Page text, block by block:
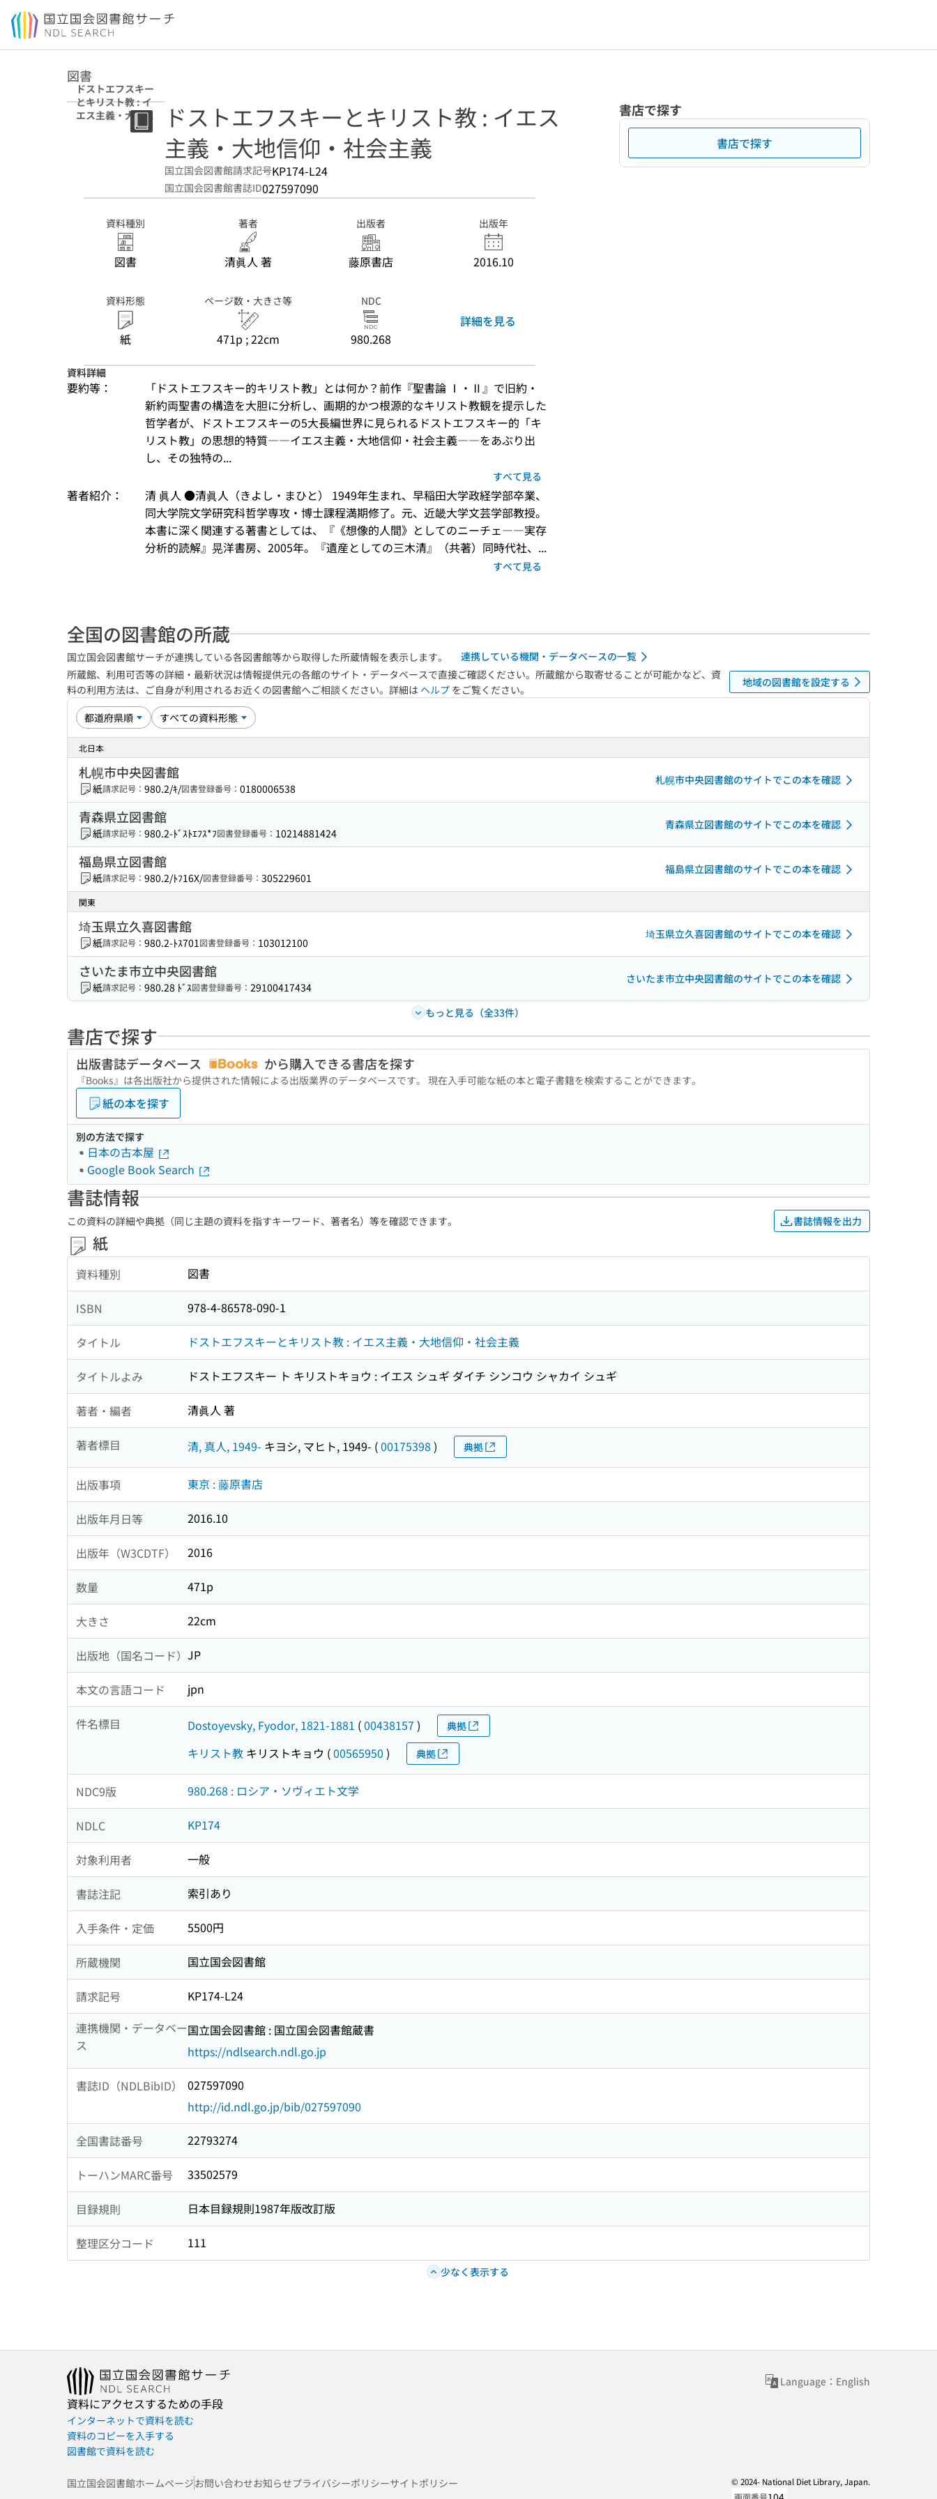
本文へ移動
図書
ドストエフスキー
とキリスト教 : イ
エス主義・大地信
ドストエフスキーとキリスト教 : イエス
主義・大地信仰・社会主義
国立国会図書館請求記号KP174-L24
国立国会図書館書誌ID027597090
資料種別
図書
著者
清眞人 著
出版者
藤原書店
出版年
2016.10
資料形態
紙
ページ数・大きさ等
471p ; 22cm
NDC
980.268
詳細を見る
資料詳細
要約等：
「ドストエフスキー的キリスト教」とは何か？前作『聖書論 Ⅰ・Ⅱ』で旧約・
新約両聖書の構造を大胆に分析し、画期的かつ根源的なキリスト教観を提示した
哲学者が、ドストエフスキーの5大長編世界に見られるドストエフスキー的「キ
リスト教」の思想的特質――イエス主義・大地信仰・社会主義――をあぶり出
し、その独特の...
すべて見る
著者紹介：
清 眞人 ●清眞人（きよし・まひと） 1949年生まれ、早稲田大学政経学部卒業、
同大学院文学研究科哲学専攻・博士課程満期修了。元、近畿大学文芸学部教授。
本書に深く関連する著書としては、『《想像的人間》としてのニーチェ――実存
分析的読解』晃洋書房、2005年。『遺産としての三木清』（共著）同時代社、...
すべて見る
書店で探す
書店で探す
全国の図書館の所蔵
国立国会図書館サーチが連携している各図書館等から取得した所蔵情報を表示します。
連携している機関・データベースの一覧
所蔵館、利用可否等の詳細・最新状況は情報提供元の各館のサイト・データベースで直接ご確認ください。所蔵館から取寄せることが可能かなど、資
料の利用方法は、ご自身が利用されるお近くの図書館へご相談ください。詳細は ヘルプ をご覧ください。
地域の図書館を設定する
北日本
札幌市中央図書館
紙請求記号： 980.2/ｷ/図書登録番号： 0180006538
札幌市中央図書館のサイトでこの本を確認
青森県立図書館
紙請求記号： 980.2-ﾄﾞｽﾄｴﾌｽ*ﾌ図書登録番号： 10214881424
青森県立図書館のサイトでこの本を確認
福島県立図書館
紙請求記号： 980.2/ﾄﾌ16X/図書登録番号： 305229601
福島県立図書館のサイトでこの本を確認
関東
埼玉県立久喜図書館
紙請求記号： 980.2-ﾄｽ701図書登録番号： 103012100
埼玉県立久喜図書館のサイトでこの本を確認
さいたま市立中央図書館
紙請求記号： 980.28 ﾄﾞｽ図書登録番号： 29100417434
さいたま市立中央図書館のサイトでこの本を確認
もっと見る（全33件）
書店で探す
出版書誌データベース から購入できる書店を探す
『Books』は各出版社から提供された情報による出版業界のデータベースです。 現在入手可能な紙の本と電子書籍を検索することができます。
紙の本を探す
別の方法で探す
日本の古本屋
Google Book Search
書誌情報
この資料の詳細や典拠（同じ主題の資料を指すキーワード、著者名）等を確認できます。 書誌情報を出力
紙
資料種別 図書
ISBN 978-4-86578-090-1
タイトル ドストエフスキーとキリスト教 : イエス主義・大地信仰・社会主義
タイトルよみ ドストエフスキー ト キリストキョウ : イエス シュギ ダイチ シンコウ シャカイ シュギ
著者・編者 清眞人 著
著者標目 清, 真人, 1949- キヨシ, マヒト, 1949- (00175398 ) 典拠
出版事項 東京 : 藤原書店
出版年月日等 2016.10
出版年（W3CDTF） 2016
数量 471p
大きさ 22cm
出版地（国名コード） JP
本文の言語コード jpn
件名標目 Dostoyevsky, Fyodor, 1821-1881 (00438157 ) 典拠
キリスト教 キリストキョウ (00565950 ) 典拠
NDC9版 980.268 : ロシア・ソヴィエト文学
NDLC KP174
対象利用者 一般
書誌注記 索引あり
入手条件・定価 5500円
所蔵機関 国立国会図書館
請求記号
KP174-L24
連携機関・データベー
ス
国立国会図書館 : 国立国会図書館蔵書
https://ndlsearch.ndl.go.jp
書誌ID（NDLBibID）
027597090
http://id.ndl.go.jp/bib/027597090
全国書誌番号 22793274
トーハンMARC番号 33502579
目録規則 日本目録規則1987年版改訂版
整理区分コード 111
少なく表示する
Language：English
資料にアクセスするための手段
インターネットで資料を読む
資料のコピーを入手する
図書館で資料を読む
国立国会図書館ホームページお問い合わせお知らせプライバシーポリシーサイトポリシー
© 2024- National Diet Library, Japan.
画面番号